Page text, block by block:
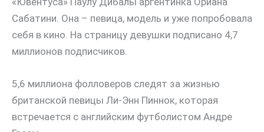
Сабатини. Она – певица, модель и уже попробовала
себя в кино. На страницу девушки подписано 4,7
миллионов подписчиков.
5,6 миллиона фолловеров следят за жизнью
британской певицы Ли-Энн Пиннок, которая
встречается с английским футболистом Андре